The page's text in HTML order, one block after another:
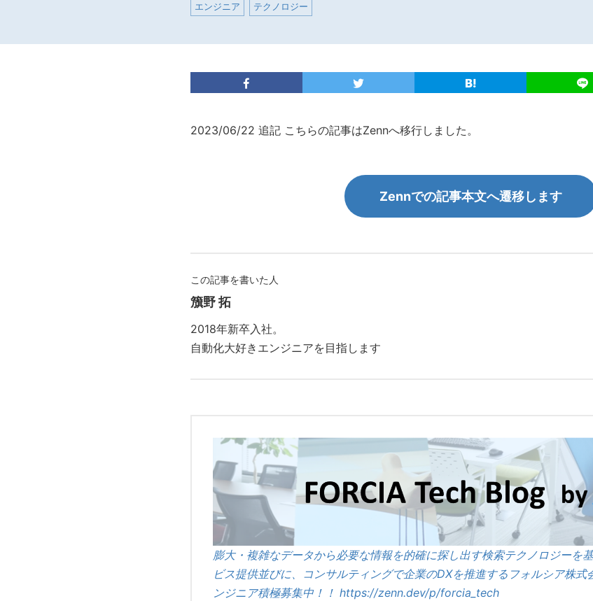
エンジニア テクノロジー
2023/06/22 追記 こちらの記事はZennへ移行しました。
Zennでの記事本文へ遷移します
この記事を書いた人
籏野 拓
2018年新卒入社。
自動化大好きエンジニアを目指します
膨大・複雑なデータから必要な情報を的確に探し出す検索テクノロジーを
ビス提供並びに、コンサルティングで企業のDXを推進するフォルシア株
ンジニア積極募集中！！ https://zenn.dev/p/forcia_tech